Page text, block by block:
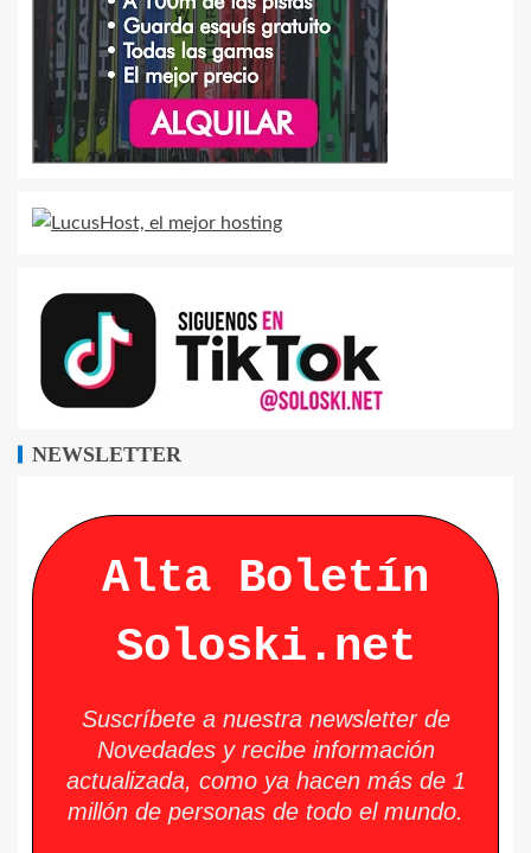
NEWSLETTER
Alta Boletín
Soloski.net
Suscríbete a nuestra newsletter de
Novedades y recibe información
actualizada, como ya hacen más de 1
millón de personas de todo el mundo.